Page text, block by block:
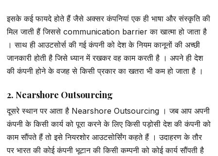
इसके कई फायदे होते हैं जैसे अक्सर कंपनियां एक ही भाषा और संस्कृति की
मिल जाती हैं जिससे communication barrier का खात्मा हो जाता है
। साथ ही आउटसोर्स की गई कंपनी को देश के नियम कानूनों की अच्छी
जानकारी होती है जिसे ध्यान में रखकर वह काम करती है । अपने ही देश
की कंपनी होने के वजह से किसी प्रकार का खतरा भी कम हो जाता है ।
2. Nearshore Outsourcing
दूसरे स्थान पर आता है Nearshore Outsourcing । जब आप अपनी
कंपनी के किसी कार्य को पूरा करने के लिए किसी पड़ोसी देश की कंपनी को
काम सौंपते हैं तो इसे नियरशोर आउटसोर्सिंग कहते हैं । उदाहरण के तौर
पर भारत की कोई कंपनी भूटान की किसी कम्पनी को कोई कार्य सौंपती है